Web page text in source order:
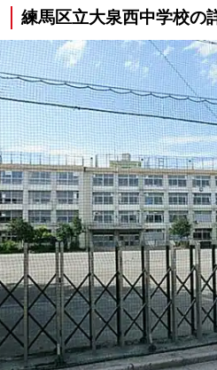
練馬区立大泉西中学校の